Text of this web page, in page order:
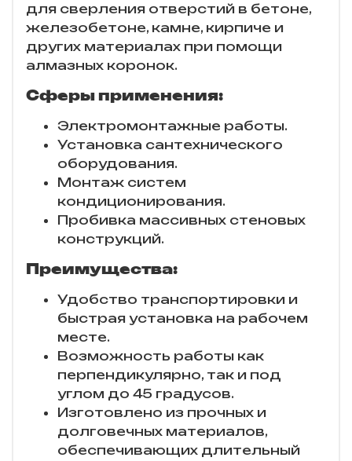
для сверления отверстий в бетоне,
железобетоне, камне, кирпиче и
других материалах при помощи
алмазных коронок.
Сферы применения:
Электромонтажные работы.
Установка сантехнического
оборудования.
Монтаж систем
кондиционирования.
Пробивка массивных стеновых
конструкций.
Преимущества:
Удобство транспортировки и
быстрая установка на рабочем
месте.
Возможность работы как
перпендикулярно, так и под
углом до 45 градусов.
Изготовлено из прочных и
долговечных материалов,
обеспечивающих длительный